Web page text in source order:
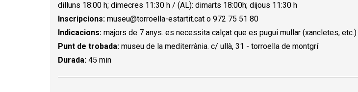
dilluns 18:00 h; dimecres 11:30 h / (AL): dimarts 18:00h; dijous 11:30 h
Inscripcions: museu@torroella-estartit.cat o 972 75 51 80
Indicacions: majors de 7 anys. es necessita calçat que es pugui mullar (xancletes, etc.)
Punt de trobada: museu de la mediterrània. c/ ullà, 31 - torroella de montgrí
Durada: 45 min